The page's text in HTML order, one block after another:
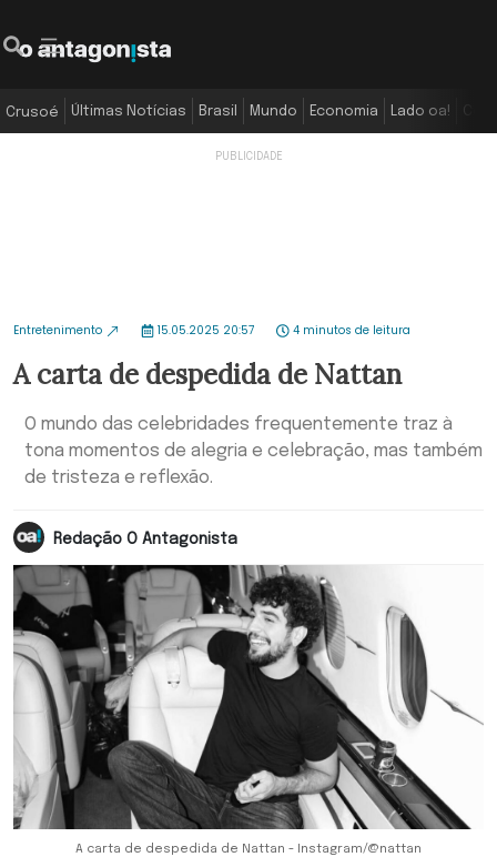
Crusoé Últimas Notícias Brasil Mundo Economia Lado oa!
Entretenimento 15.05.2025 20:57 4 minutos de leitura
A carta de despedida de Nattan
O mundo das celebridades frequentemente traz à
tona momentos de alegria e celebração, mas também
de tristeza e reflexão.
Redação O Antagonista
A carta de despedida de Nattan - Instagram/@nattan